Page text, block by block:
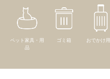
ペット家具・用
品
ゴミ箱 おでかけ